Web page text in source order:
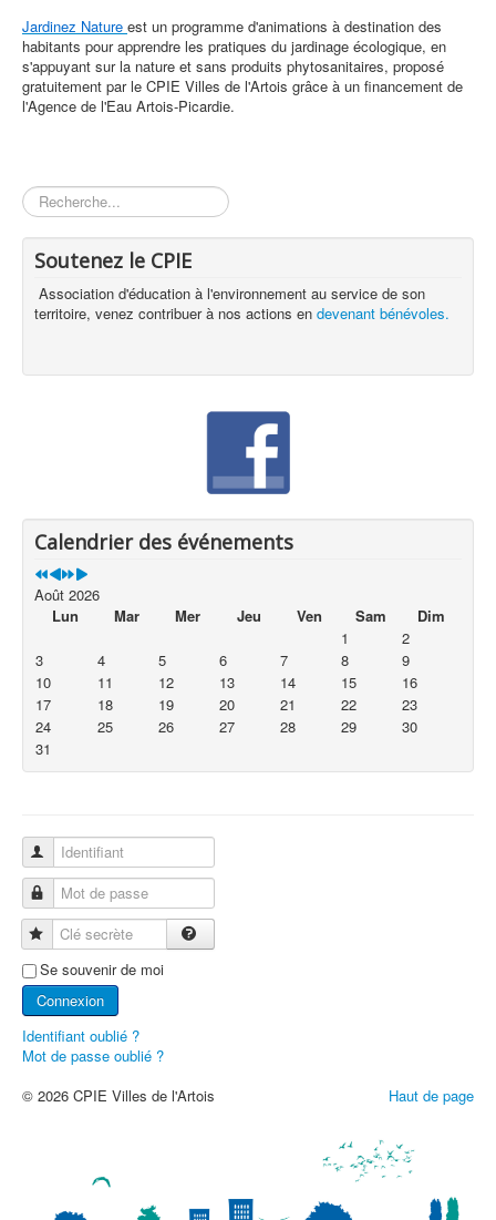
Jardinez Nature est un programme d'animations à destination des
habitants pour apprendre les pratiques du jardinage écologique, en
s'appuyant sur la nature et sans produits phytosanitaires, proposé
gratuitement par le CPIE Villes de l'Artois grâce à un financement de
l'Agence de l'Eau Artois-Picardie.
Rechercher
Soutenez le CPIE
Association d'éducation à l'environnement au service de son
territoire, venez contribuer à nos actions en devenant bénévoles.
Calendrier des événements
Août 2026
Lun
Mar Mer Jeu Ven Sam
Dim
1
2
3
4 5 6 7 8
9
10
11 12 13 14 15
16
17
18 19 20 21 22
23
24
25 26 27 28 29
30
31
Identifiant
Mot de passe
Clé secrète
Se souvenir de moi
Connexion
Identifiant oublié ?
Mot de passe oublié ?
Haut de page
© 2026 CPIE Villes de l'Artois